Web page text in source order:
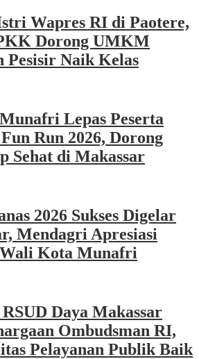
Wapres RI di Paotere,
Dorong UMKM
Pesisir Naik Kelas
Lepas Peserta
Run 2026, Dorong
Sehat di Makassar
2026 Sukses Digelar
Mendagri Apresiasi
Kota Munafri
Daya Makassar
Ombudsman RI,
Pelayanan Publik Baik